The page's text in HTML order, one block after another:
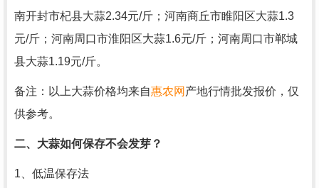
南开封市杞县大蒜2.34元/斤；河南商丘市睢阳区大蒜1.3
元/斤；河南周口市淮阳区大蒜1.6元/斤；河南周口市郸城
县大蒜1.19元/斤。
备注：以上大蒜价格均来自惠农网 产地行情批发报价，仅
供参考。
二、大蒜如何保存不会发芽？
1、低温保存法